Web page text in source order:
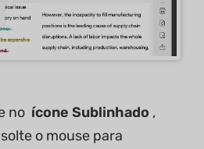
no ícone Sublinhado ,
o mouse para